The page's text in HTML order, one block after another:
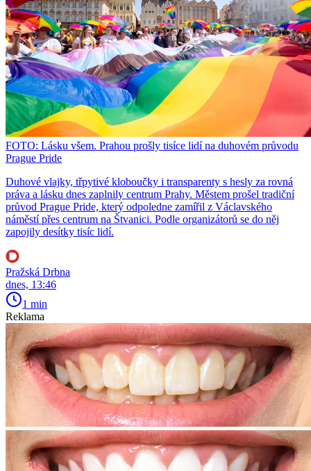
FOTO: Lásku všem. Prahou prošly tisíce lidí na duhovém průvodu
Prague Pride
Duhové vlajky, třpytivé kloboučky i transparenty s hesly za rovná
práva a lásku dnes zaplnily centrum Prahy. Městem prošel tradiční
průvod Prague Pride, který odpoledne zamířil z Václavského
náměstí přes centrum na Štvanici. Podle organizátorů se do něj
zapojily desítky tisíc lidí.
Pražská Drbna
dnes, 13:46
1 min
Reklama